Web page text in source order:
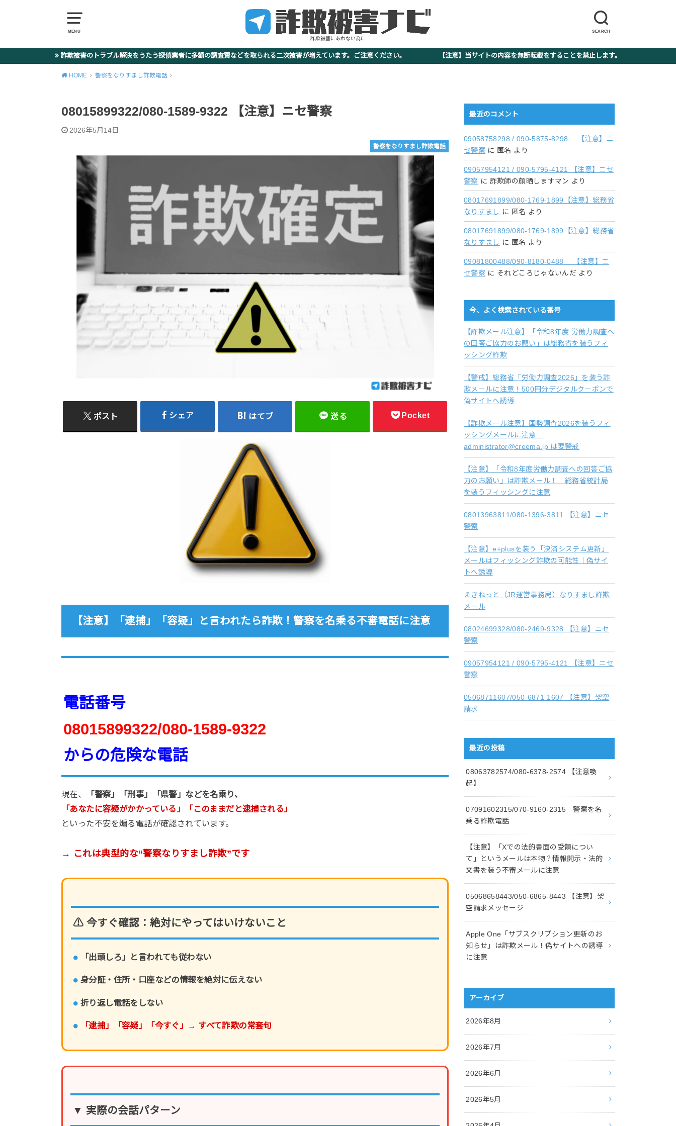
MENU SEARCH
詐欺被害にあわない為に
詐欺被害のトラブル解決をうたう探偵業者に多額の調査費などを取られる二次被害が増えています。ご注意ください。 【注意】当サイトの内容を無断転載をすることを禁止します。
HOME 警察をなりすまし詐欺電話
08015899322/080-1589-9322 【注意】ニセ警察
2026年5月14日
警察をなりすまし詐欺電話
ポスト シェア はてブ 送る Pocket
【注意】「逮捕」「容疑」と言われたら詐欺！警察を名乗る不審電話に注意
電話番号
08015899322/080-1589-9322
からの危険な電話
現在、
「警察」「刑事」「県警」などを名乗り、
「あなたに容疑がかかっている」「このままだと逮捕される」
といった不安を煽る電話が確認されています。
→ これは典型的な“警察なりすまし詐欺”です
⚠ 今すぐ確認：絶対にやってはいけないこと
「出頭しろ」と言われても従わない
身分証・住所・口座などの情報を絶対に伝えない
折り返し電話をしない
「逮捕」「容疑」「今すぐ」→ すべて詐欺の常套句
▼ 実際の会話パターン
最近のコメント
09058758298 / 090-5875-8298 【注意】ニ
セ警察 に 匿名 より
09057954121 / 090-5795-4121 【注意】ニセ
警察 に 詐欺師の顔晒しますマン より
08017691899/080-1769-1899【注意】総務省
なりすまし に 匿名 より
08017691899/080-1769-1899【注意】総務省
なりすまし に 匿名 より
09081800488/090-8180-0488 【注意】ニ
セ警察 に それどころじゃないんだ より
今、よく検索されている番号
【詐欺メール注意】「令和8年度 労働力調査へ
の回答ご協力のお願い」は総務省を装うフィ
ッシング詐欺
【警戒】総務省「労働力調査2026」を装う詐
欺メールに注意！500円分デジタルクーポンで
偽サイトへ誘導
【詐欺メール注意】国勢調査2026を装うフィ
ッシングメールに注意
administrator@creema.jp は要警戒
【注意】「令和8年度労働力調査への回答ご協
力のお願い」は詐欺メール！ 総務省統計局
を装うフィッシングに注意
08013963811/080-1396-3811 【注意】ニセ
警察
【注意】e+plusを装う「決済システム更新」
メールはフィッシング詐欺の可能性｜偽サイ
トへ誘導
えきねっと（JR運営事務局）なりすまし詐欺
メール
08024699328/080-2469-9328 【注意】ニセ
警察
09057954121 / 090-5795-4121 【注意】ニセ
警察
05068711607/050-6871-1607 【注意】架空
請求
最近の投稿
08063782574/080-6378-2574 【注意喚
起】
07091602315/070-9160-2315 警察を名
乗る詐欺電話
【注意】「Xでの法的書面の受領につい
て」というメールは本物？情報開示・法的
文書を装う不審メールに注意
05068658443/050-6865-8443 【注意】架
空請求メッセージ
Apple One「サブスクリプション更新のお
知らせ」は詐欺メール！偽サイトへの誘導
に注意
アーカイブ
2026年8月
2026年7月
2026年6月
2026年5月